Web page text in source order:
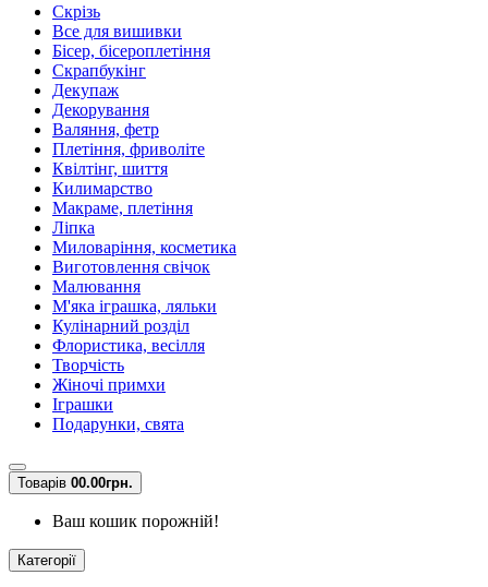
Скрізь
Все для вишивки
Бісер, бісероплетіння
Скрапбукінг
Декупаж
Декорування
Валяння, фетр
Плетіння, фриволіте
Квілтінг, шиття
Килимарство
Макраме, плетіння
Ліпка
Миловаріння, косметика
Виготовлення свічок
Малювання
М'яка іграшка, ляльки
Кулінарний розділ
Флористика, весілля
Творчість
Жіночі примхи
Іграшки
Подарунки, свята
Товарів 00.00грн.
Ваш кошик порожній!
Категорії